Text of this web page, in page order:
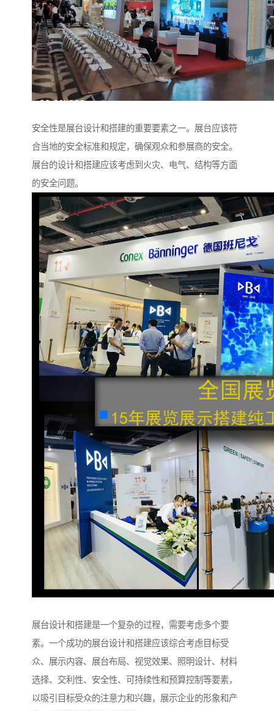
安全性是展台设计和搭建的重要要素之一。展台应该符
合当地的安全标准和规定，确保观众和参展商的安全。
展台的设计和搭建应该考虑到火灾、电气、结构等方面
的安全问题。
展台设计和搭建是一个复杂的过程，需要考虑多个要
素。一个成功的展台设计和搭建应该综合考虑目标受
众、展示内容、展台布局、视觉效果、照明设计、材料
选择、交利性、安全性、可持续性和预算控制等要素，
以吸引目标受众的注意力和兴趣，展示企业的形象和产